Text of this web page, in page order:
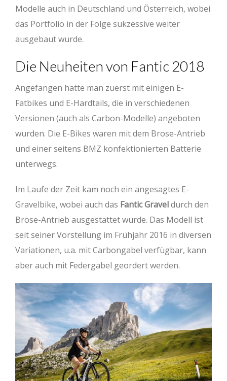
Modelle auch in Deutschland und Österreich, wobei
das Portfolio in der Folge sukzessive weiter
ausgebaut wurde.
Die Neuheiten von Fantic 2018
Angefangen hatte man zuerst mit einigen E-
Fatbikes und E-Hardtails, die in verschiedenen
Versionen (auch als Carbon-Modelle) angeboten
wurden. Die E-Bikes waren mit dem Brose-Antrieb
und einer seitens BMZ konfektionierten Batterie
unterwegs.
Im Laufe der Zeit kam noch ein angesagtes E-
Gravelbike, wobei auch das Fantic Graveldurch den
Brose-Antrieb ausgestattet wurde. Das Modell ist
seit seiner Vorstellung im Frühjahr 2016 in diversen
Variationen, u.a. mit Carbongabel verfügbar, kann
aber auch mit Federgabel geordert werden.